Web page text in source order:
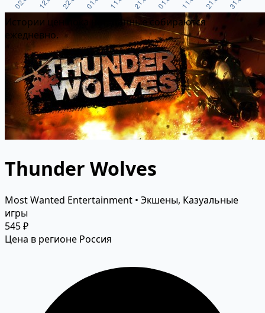
Истории цен пока нет. Данные собираются
ежедневно.
Thunder Wolves
Most Wanted Entertainment • Экшены, Казуальные
игры
545 ₽
Цена в регионе Россия